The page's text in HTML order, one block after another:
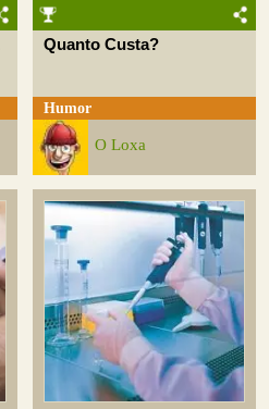
Quanto Custa?
Humor
O Loxa